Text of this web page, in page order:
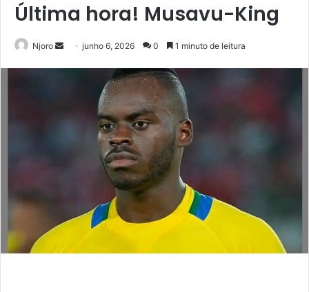
Última hora! Musavu-King
Njoro
Mandejunho 6, 2026 0 1 minuto de leitura